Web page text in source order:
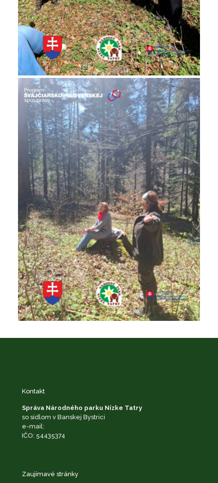
Kontakt
Správa Národného parku Nízke Tatry
so sídlom v Banskej Bystrici
e-mail:
IČO: 54435374
Zaujímavé stránky